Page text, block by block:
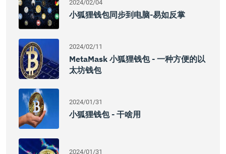
2024/02/04
小狐狸钱包同步到电脑-易如反掌
2024/02/11
MetaMask 小狐狸钱包 - 一种方便的以
太坊钱包
2024/01/31
小狐狸钱包 - 干啥用
2024/01/31